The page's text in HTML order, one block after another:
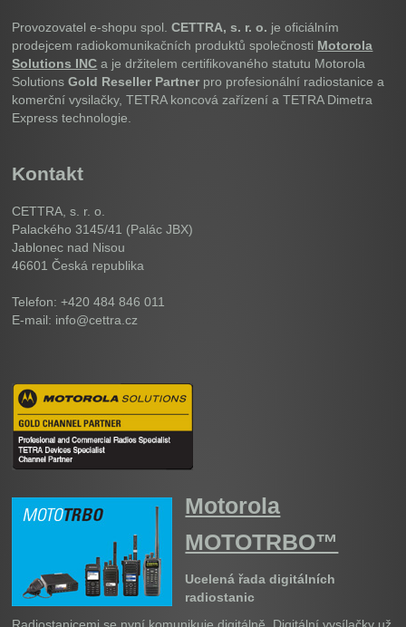
Provozovatel e-shopu spol.CETTRA, s. r. o. je oficiálním
prodejcem radiokomunikačních produktů společnosti Motorola
Solutions INC a je držitelem certifikovaného statutu Motorola
SolutionsGold Reseller Partner pro profesionální radiostanice a
komerční vysilačky, TETRA koncová zařízení a TETRA Dimetra
Express technologie.
Kontakt
CETTRA, s. r. o.
Palackého 3145/41 (Palác JBX)
Jablonec nad Nisou
46601Česká republika
Telefon: +420 484 846 011
E-mail: info@cettra.cz
Motorola
MOTOTRBO™
Ucelená řada digitálních
radiostanic